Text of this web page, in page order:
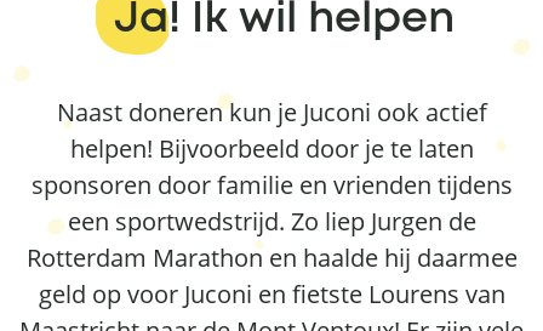
Ja! Ik wil helpen
Naast doneren kun je Juconi ook actief
helpen! Bijvoorbeeld door je te laten
sponsoren door familie en vrienden tijdens
een sportwedstrijd. Zo liep Jurgen de
Rotterdam Marathon en haalde hij daarmee
geld op voor Juconi en fietste Lourens van